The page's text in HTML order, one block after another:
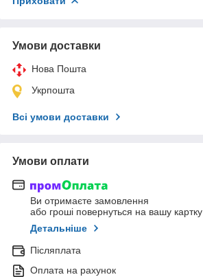
Умови доставки
Нова Пошта
Укрпошта
Всі умови доставки
Умови оплати
Ви отримаєте замовлення
або гроші повернуться на вашу картку
Детальніше
Післяплата
Оплата на рахунок